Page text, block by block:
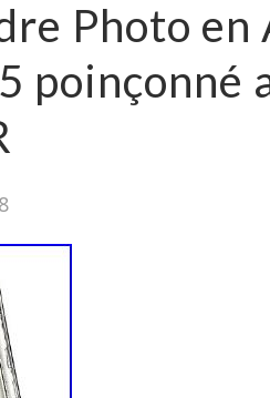
Photo en
poinçonné